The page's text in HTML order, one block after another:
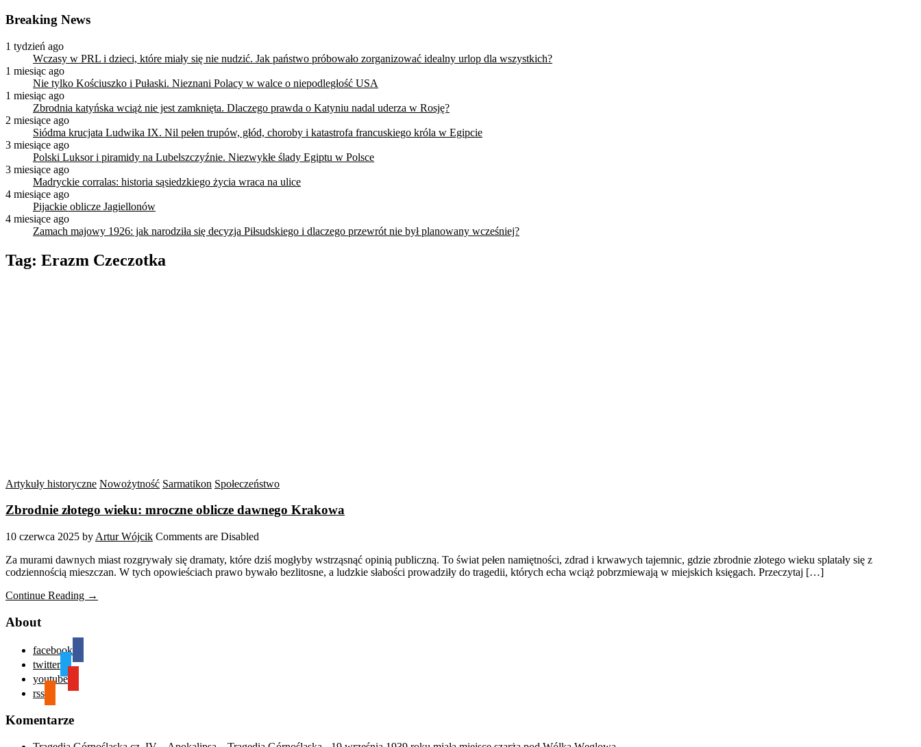
Breaking News
1 tydzień ago
Wczasy w PRL i dzieci, które miały się nie nudzić. Jak państwo próbowało zorganizować idealny urlop dla wszystkich?
1 miesiąc ago
Nie tylko Kościuszko i Pułaski. Nieznani Polacy w walce o niepodległość USA
1 miesiąc ago
Zbrodnia katyńska wciąż nie jest zamknięta. Dlaczego prawda o Katyniu nadal uderza w Rosję?
2 miesiące ago
Siódma krucjata Ludwika IX. Nil pełen trupów, głód, choroby i katastrofa francuskiego króla w Egipcie
3 miesiące ago
Polski Luksor i piramidy na Lubelszczyźnie. Niezwykłe ślady Egiptu w Polsce
3 miesiące ago
Madryckie corralas: historia sąsiedzkiego życia wraca na ulice
4 miesiące ago
Pijackie oblicze Jagiellonów
4 miesiące ago
Zamach majowy 1926: jak narodziła się decyzja Piłsudskiego i dlaczego przewrót nie był planowany wcześniej?
Tag: Erazm Czeczotka
Artykuły historyczne Nowożytność Sarmatikon Społeczeństwo
Zbrodnie złotego wieku: mroczne oblicze dawnego Krakowa
10 czerwca 2025 by Artur Wójcik Comments are Disabled
Za murami dawnych miast rozgrywały się dramaty, które dziś mogłyby wstrząsnąć opinią publiczną. To świat pełen namiętności, zdrad i krwawych tajemnic, gdzie zbrodnie złotego wieku splatały się z
codziennością mieszczan. W tych opowieściach prawo bywało bezlitosne, a ludzkie słabości prowadziły do tragedii, których echa wciąż pobrzmiewają w miejskich księgach. Przeczytaj […]
Continue Reading →
About
facebook
twitter
youtube
rss
Komentarze